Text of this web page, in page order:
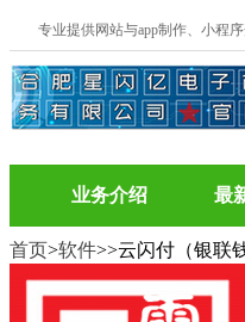
专业提供网站与app制作、小程
业务介绍 最
首页>软件>>云闪付（银联